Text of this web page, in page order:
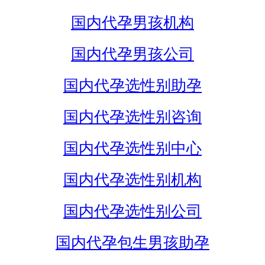
国内代孕男孩机构
国内代孕男孩公司
国内代孕选性别助孕
国内代孕选性别咨询
国内代孕选性别中心
国内代孕选性别机构
国内代孕选性别公司
国内代孕包生男孩助孕